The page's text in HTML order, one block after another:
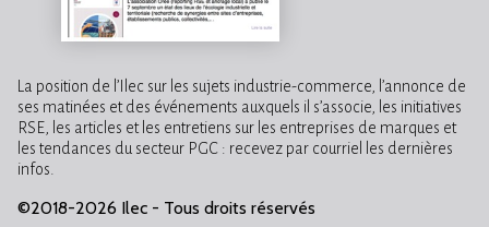
La position de l’Ilec sur les sujets industrie-commerce, l’annonce de
ses matinées et des événements auxquels il s’associe, les initiatives
RSE, les articles et les entretiens sur les entreprises de marques et
les tendances du secteur PGC : recevez par courriel les dernières
infos.
©2018-2026 Ilec - Tous droits réservés